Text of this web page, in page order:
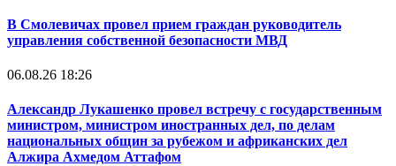
В Смолевичах провел прием граждан руководитель
управления собственной безопасности МВД
06.08.26 18:26
Александр Лукашенко провел встречу с государственным
министром, министром иностранных дел, по делам
национальных общин за рубежом и африканских дел
Алжира Ахмедом Аттафом